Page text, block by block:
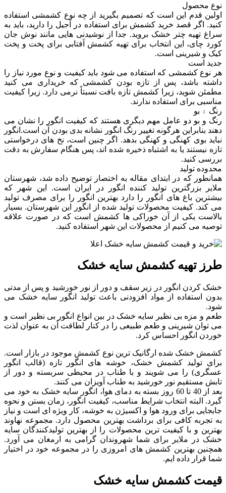
نوع محصول
اولین قدم این است که تصمیم بگیرید از چه نوع کشمشی استفاده
کنید. اگر قصد خرید کشمش برای استفاده در آجیل را دارید، باید به
سراغ تهیه چتر خشک بروید. جدا از نوشیدنی هایی مانند نوش جان
کورد چای، این انتخاب برای تهیه کشمش آفتابی برای پخت و پخت
کیک و شیرینی است.
جدید است
هر نوع کشمشی که استفاده می شود باید کیفیت و نوع مورد نیاز را
داشته باشد، پس از تازه بودن کشمشی که خریداری می کنید
مطمئن شوید، زیرا کشمش تازه بافت نسبتاً نرمی دارد. زیرا کیفیت
مناسبی برای استفاده ندارند.
رنگ ۽ بو
رنگ و بو دو عامل مهم دیگری هستند که کیفیت انگور را نشان می
دهند بنابراین هرگونه تغییر رنگ انگور نشانه بدی بودن آن است.انگور
نباید بوی کهنگی و کهنگی بدهد. اگر چنین است، نخ های درخواستی
تازه نیستند یا به اشتباه ذخیره شده اند، پس هنگام سفارش به دقت
بررسی کنید.
محدوده تولید
همانطور که در ابتدای مقاله به اختصار توضیح داده شد، شهرستان
ملایر بزرگترین تولید کننده انگور در ایران است. این شهر که
بیشترین باغ های انگور را دارد بهترین انگور را برای مصرف تولید
می کند. کیفیت محصولات تولید شده از انگور این شهرستان. بسیار
بالاست یکی از آن خوراکی ها کشمش است که در صورت علاقه
توصیه می کنیم از محصولات این شهر استفاده کنید.
طرز تهیه کشمش سایه خشک
خشک کردن انگور در زیر سقف و دور از نور خورشید و پس از مدتی
بدون استفاده از مواد افزودنی باعث تولید انگور سایه خشک می
شود.
طعم و مزه بی نظیر سایه خشک در بین انواع انگور بی نظیر است و
می توان شیرینی و طعم طبیعی را در کنار لطافت آن به عنوان لذت
خوردن انگور احساس کرد.
کشمش خشک شده ارگانیک ترین نوع کشمش موجود در بازار است.
برای تولید کشمش خشک، خوشه های انگور تازه (قالب انگور
عسگری) را می شویند و با طناب در محیطی سربسته و دور از
تابش مستقیم نور خورشید به طناب آویزان می کنند.
بعد از 40 تا 60 روز بسته به دمای هوا، انگور سایه خشک به خود می
گیرد. البته انتخاب شرایط مناسب، کیفیت انگور، زمان بستن و نحوه
جابجایی برای ورود هوا و اکسیژن به خوشه، کار ویژه ای است و نیاز
به تجربه کافی برای برداشت بهترین محصول دارد. مجموعه نهاوند
بهترین و با کیفیت ترین محصولات را از بهترین تولیدکنندگان سایه
خشک در ملایر برای شما شهروندان گرامی به ارمغان می آورد.
همچنین بهترین کشمش های امروزی را در مجموعه خود در اختیار
شما قرار داده ایم.
قیمت کشمش سایه خشک